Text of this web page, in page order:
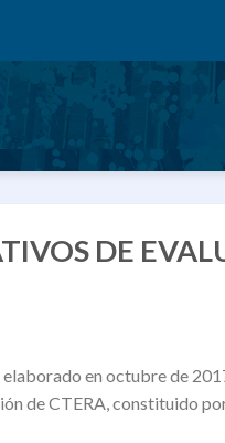
DE
en octubre de
de CTERA, constituido